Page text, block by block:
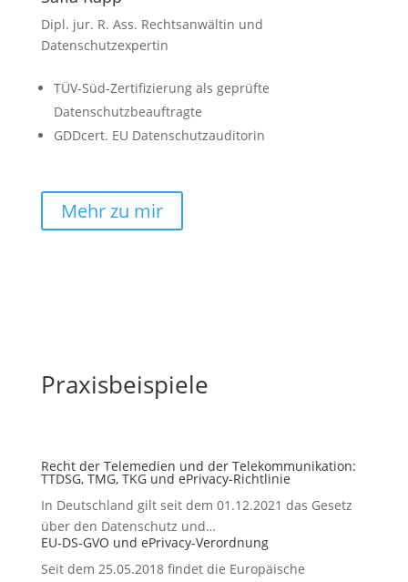
Dipl. jur. R. Ass. Rechtsanwältin und
Datenschutzexpertin
TÜV-Süd-Zertifizierung als geprüfte
Datenschutzbeauftragte
GDDcert. EU Datenschutzauditorin
Mehr zu mir
Praxisbeispiele
Recht der Telemedien und der Telekommunikation:
TTDSG, TMG, TKG und ePrivacy-Richtlinie
In Deutschland gilt seit dem 01.12.2021 das Gesetz
über den Datenschutz und…
EU-DS-GVO und ePrivacy-Verordnung
Seit dem 25.05.2018 findet die Europäische